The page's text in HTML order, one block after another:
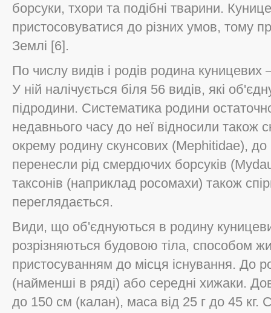
борсуки, тхори та подібні тварини.
пристосовуватися до різних умов, тому
Землі [6].
По числу видів і родів родина
У ній налічується біля 56 видів, які
підродини. Систематика родини
недавнього часу до неї відносили також
окрему родину скунсових (Mephitidae), до
перенесли рід смердючих борсуків
таксонів (наприклад росомахи) також
переглядається.
Види, що об'єднуються в родину
розрізняються будовою тіла, способом
пристосуванням до місця існування. До
(найменші в ряді) або середні хижаки.
до 150 см (калан), маса від 25 г до 45 кг.